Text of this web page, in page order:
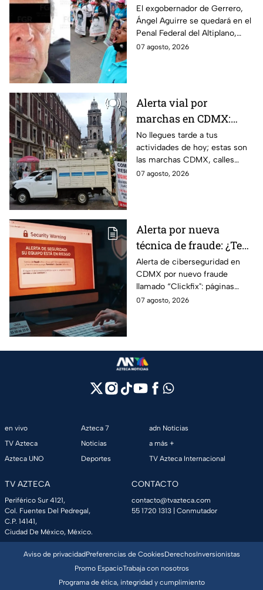
de destruir
información del caso
Ayotzinapa
El exgobernador de Gerrero,
Ángel Aguirre se quedará en el
Penal Federal del Altiplano,
luego de que fue detenido ayer
07 agosto, 2026
Alerta vial por
marchas en CDMX:
Manifestantes retiran
bloqueo en Canela y Eje
3 Sur, colonia Granjas
México
No llegues tarde a tus
actividades de hoy; estas son
las marchas CDMX, calles
cerradas y bloqueos que
07 agosto, 2026
Alerta por nueva
técnica de fraude: ¿Te
piden copiar códigos
extraños en la PC?
Cuidado, podrías ser
víctima del peligroso
Alerta de ciberseguridad en
CDMX por nuevo fraude
llamado “Clickfix": páginas
falsas que engañan para
07 agosto, 2026
en vivo
TV Azteca
Azteca UNO
Azteca 7
Noticias
Deportes
adn Noticias
a más +
TV Azteca Internacional
TV AZTECA
Periférico Sur 4121,
Col. Fuentes Del Pedregal,
C.P. 14141,
Ciudad De México, México.
CONTACTO
contacto@tvazteca.com
55 1720 1313 | Conmutador
Aviso de privacidadPreferencias de CookiesDerechosInversionistas
Promo EspacioTrabaja con nosotros
Programa de ética, integridad y cumplimiento